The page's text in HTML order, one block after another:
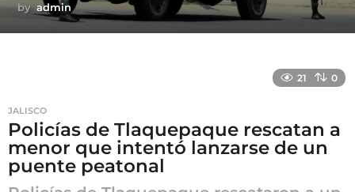
by admin
21 0
JALISCO
Policías de Tlaquepaque rescatan a
menor que intentó lanzarse de un
puente peatonal